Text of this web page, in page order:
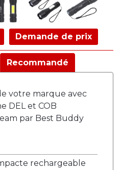
Demande de prix
Recommandé
votre marque avec
DEL et COB
par Best Buddy
rechargeable